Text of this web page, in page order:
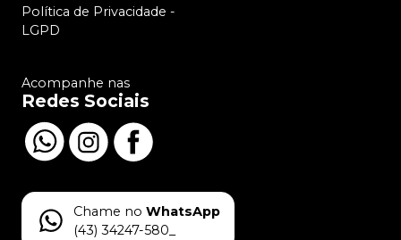
Política de Privacidade -
LGPD
Acompanhe nas
Redes Sociais
Chame no WhatsApp
(43) 34247-580_